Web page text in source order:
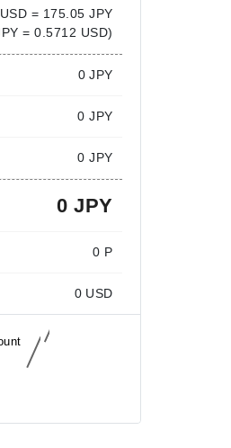
= 175.05 JPY
= 0.5712 USD)
0 JPY
0 JPY
0 JPY
0 JPY
0 P
0 USD